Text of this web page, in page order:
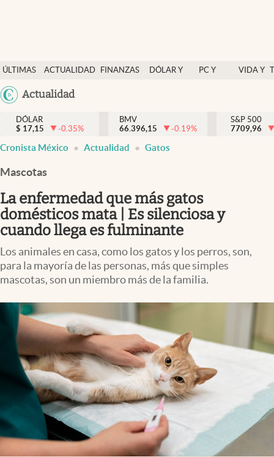
ÚLTIMAS
NOTICIAS
ACTUALIDAD
FINANZAS
DÓLAR Y
PC Y
VIDA Y
México
Actualidad
Actualidad
Finanzas y economía
Dólar y mercados
Pc y celular
Vida y estilo
Tv
Clima
Espiritualidad
Mediakit
abre en nueva pestaña
México
DÓLAR
$ 17,15 -0.35%
BMV
66.396,15
-0.19%
S&P 500
7709,96
Cronista México Actualidad Gatos
Mascotas
La enfermedad que más gatos
domésticos mata | Es silenciosa y
cuando llega es fulminante
Los animales en casa, como los gatos y los perros, son,
para la mayoría de las personas, más que simples
mascotas, son un miembro más de la familia.